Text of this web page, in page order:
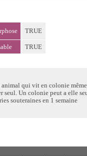
TRUE
TRUE
qui vit en colonie
Un colonie peut a elle
souteraines en 1 semaine